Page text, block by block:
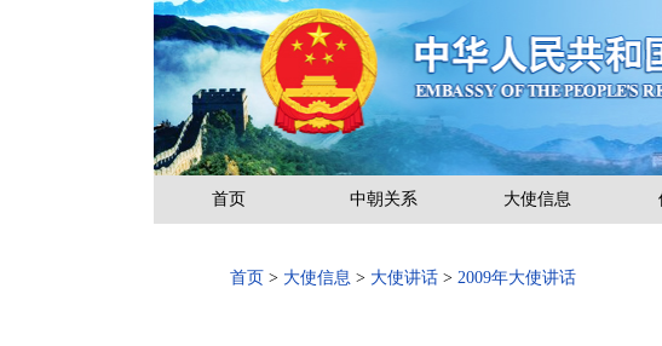
首页 中朝关系 大使信息
首页 > 大使信息 > 大使讲话 > 2009年大使讲话